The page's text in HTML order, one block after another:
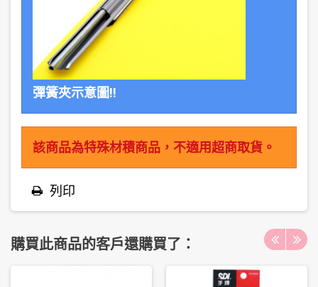
彈簧夾示意圖!!
該商品為特殊材積商品，不適用超商取貨。
列印
購買此商品的客戶還購買了：